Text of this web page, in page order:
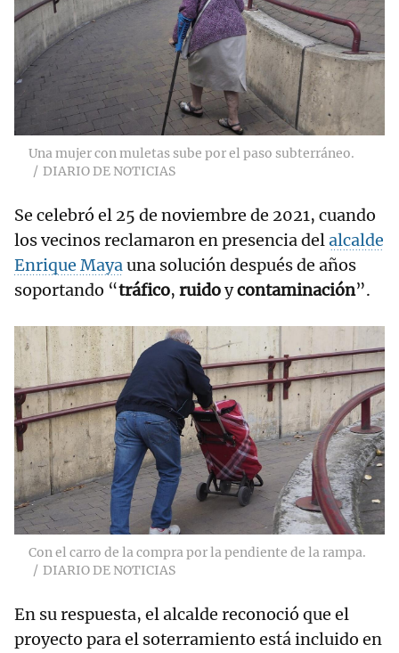
Una mujer con muletas sube por el paso subterráneo.
DIARIO DE NOTICIAS
Se celebró el 25 de noviembre de 2021, cuando
los vecinos reclamaron en presencia delalcalde
Enrique Mayauna solución después de años
soportando “tráfico, ruidoycontaminación”.
Con el carro de la compra por la pendiente de la rampa.
DIARIO DE NOTICIAS
En su respuesta, el alcalde reconoció que el
proyecto para el soterramiento está incluido en